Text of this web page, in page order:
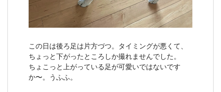
この日は後ろ足は片方づつ。タイミングが悪くて、
ちょっと下がったところしか撮れませんでした。
ちょこっと上がっている足が可愛いではないです
か〜。うふふ。